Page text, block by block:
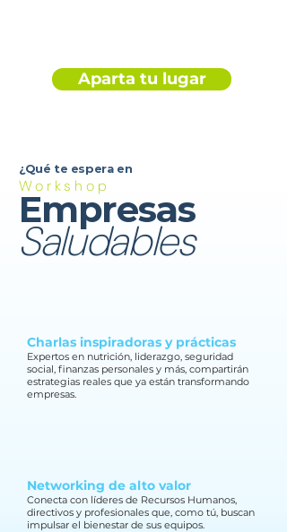
Aparta tu lugar
¿Qué te espera en
Workshop
Empresas
Saludables
Charlas inspiradoras y prácticas
Expertos en nutrición, liderazgo, seguridad
social, finanzas personales y más, compartirán
estrategias reales que ya están transformando
empresas.
Networking de alto valor
Conecta con líderes de Recursos Humanos,
directivos y profesionales que, como tú, buscan
impulsar el bienestar de sus equipos.